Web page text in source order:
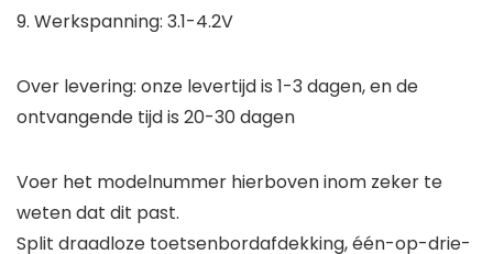
9. Werkspanning: 3.1-4.2V
Over levering: onze levertijd is 1-3 dagen, en de
ontvangende tijd is 20-30 dagen
Voer het modelnummer hierboven inom zeker te
weten dat dit past.
Split draadloze toetsenbordafdekking, één-op-drie-